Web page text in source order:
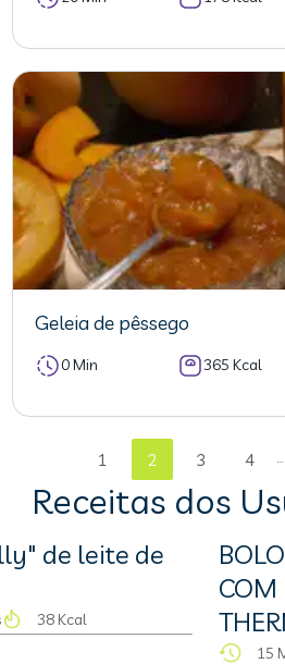
Geleia de pêssego
0 Min 365 Kcal
1 2 3 4 ...
Receitas dos
de leite de
38 Kcal
COM
15